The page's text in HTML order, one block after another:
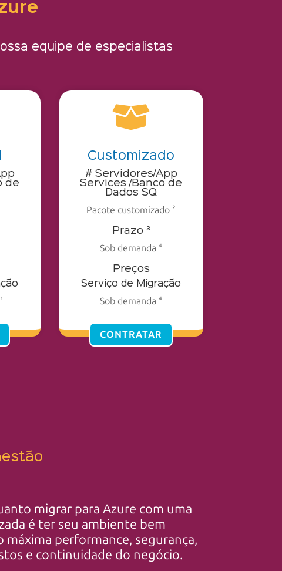
equipe de especialistas
de

Customizado
# Servidores/App
Services /Banco de
Dados SQ
Pacote customizado ²
Prazo ³
Sob demanda ⁴
Preços
Serviço de Migração
Sob demanda ⁴
CONTRATAR
migrar para Azure com uma
é ter seu ambiente bem
performance, segurança,
e continuidade do negócio.